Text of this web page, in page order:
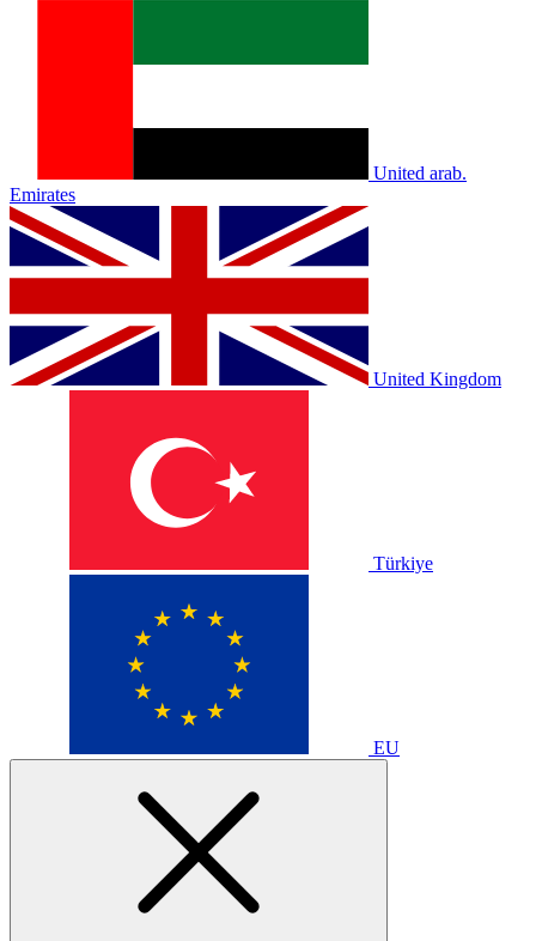
United arab.
Emirates
United Kingdom
Türkiye
EU